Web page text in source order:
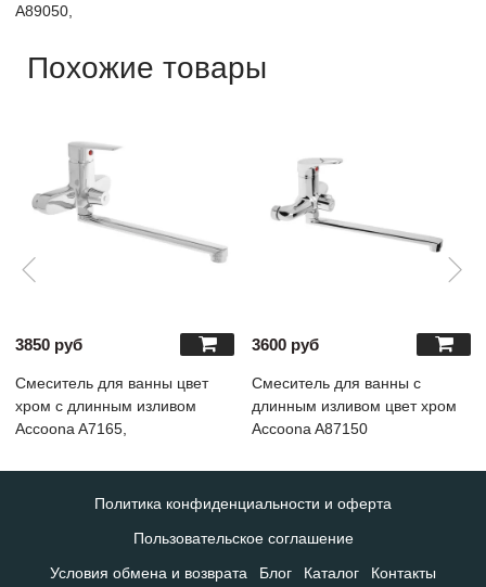
A89050,
Похожие товары
3850 руб
Cмеситель для ванны цвет
хром с длинным изливом
Accoona A7165,
3600 руб
Cмеситель для ванны с
длинным изливом цвет хром
Accoona A87150
Политика конфиденциальности и оферта
Пользовательское соглашение
Условия обмена и возврата Блог Каталог Контакты